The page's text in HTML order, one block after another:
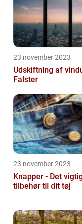
23 november 2023
Udskiftning af
Falster
23 november 2023
Knapper - Det
tilbehør til dit tøj